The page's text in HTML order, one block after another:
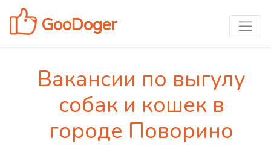
GooDoger
Вакансии по выгулу
собак и кошек в
городе Поворино